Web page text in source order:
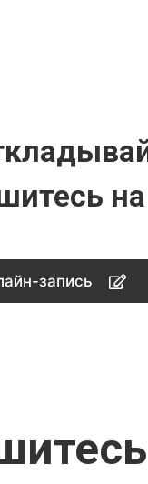
запись